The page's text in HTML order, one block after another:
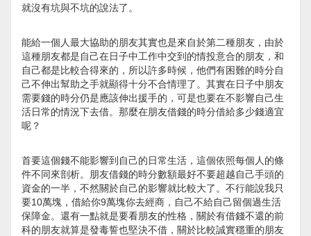
就沒有坑與不坑的說法了。
能給一個人最大協助的朋友其實也是來自於第二種朋友，由於
這種朋友都是自己在日子中工作中交到的情投意合的朋友，和
自己都是比較合得來的，所以許多時候，他們有困難的時分自
己不伸出幫助之手就顯得十分不合情理了。其實在日子中朋友
需要錢的時分仍是應該伸出援手的，可是也要在不影響自己生
活日常的情況下去借。那麼在朋友借錢的時分借給多少錢適宜
呢？
首要這個錢不能影響到自己的日常生活，這個依照每個人的條
件不同來剖析。朋友借錢的時分數額最好不要超越自己手頭的
資金的一半，不然關於自己的影響就比較大了。不行能說我只
要10萬塊，借給你9萬塊你去經商，自己不給自己留個過生活
保障金。還有一點就是要看朋友的性格，關於有借錢不還的前
科的朋友就算是發毒誓也堅決不借，關於比較誠實穩重的朋友